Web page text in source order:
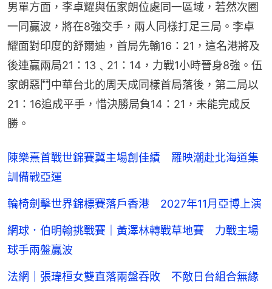
男單方面，李卓耀與伍家朗位處同一區域，若然次圈
一同贏波，將在8強交手，兩人同樣打足三局。李卓
耀面對印度的舒爾迪，首局先輸16：21，這名港將及
後連贏兩局21：13﹑21：14，力戰1小時晉身8強。伍
家朗惡鬥中華台北的周天成同樣首局落後，第二局以
21：16追成平手，惜決勝局負14：21，未能完成反
勝。
陳樂熹首戰世錦賽冀主場創佳績 羅映潮赴北海道集
訓備戰亞運
輪椅劍擊世界錦標賽落戶香港 2027年11月亞博上演
網球．伯明翰挑戰賽｜黃澤林轉戰草地賽 力戰主場
球手兩盤贏波
法網｜張瑋桓女雙直落兩盤吞敗 不敵日台組合無緣